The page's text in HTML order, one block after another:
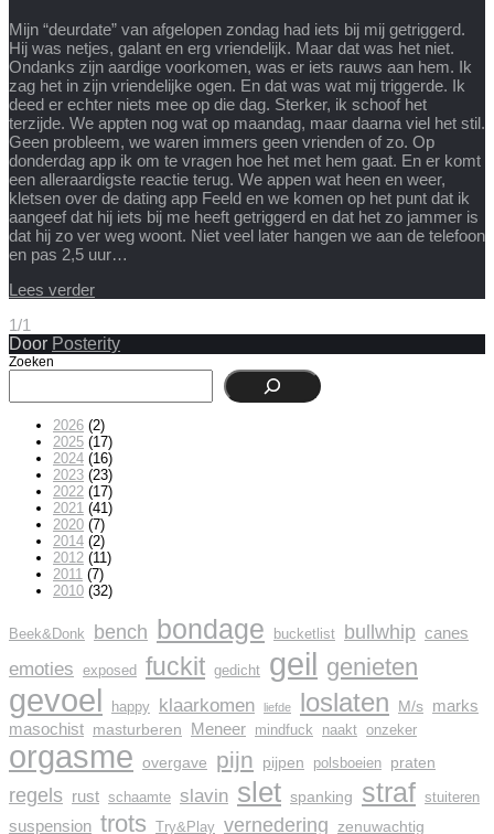
Mijn “deurdate” van afgelopen zondag had iets bij mij getriggerd.
Hij was netjes, galant en erg vriendelijk. Maar dat was het niet.
Ondanks zijn aardige voorkomen, was er iets rauws aan hem. Ik
zag het in zijn vriendelijke ogen. En dat was wat mij triggerde. Ik
deed er echter niets mee op die dag. Sterker, ik schoof het
terzijde. We appten nog wat op maandag, maar daarna viel het stil.
Geen probleem, we waren immers geen vrienden of zo. Op
donderdag app ik om te vragen hoe het met hem gaat. En er komt
een alleraardigste reactie terug. We appen wat heen en weer,
kletsen over de dating app Feeld en we komen op het punt dat ik
aangeef dat hij iets bij me heeft getriggerd en dat het zo jammer is
dat hij zo ver weg woont. Niet veel later hangen we aan de telefoon
en pas 2,5 uur…
Lees verder
1/1
Door Posterity
Zoeken
2026 (2)
2025 (17)
2024 (16)
2023 (23)
2022 (17)
2021 (41)
2020 (7)
2014 (2)
2012 (11)
2011 (7)
2010 (32)
Beek&Donk bench bondage bucketlist bullwhip canes
emoties exposed fuckit gedicht geil genieten
gevoel happy klaarkomen liefde loslaten M/s marks
masochist masturberen Meneer mindfuck naakt onzeker
orgasme overgave pijn pijpen polsboeien praten
regels rust schaamte slavin slet spanking straf stuiteren
suspension trots Try&Play vernedering zenuwachtig